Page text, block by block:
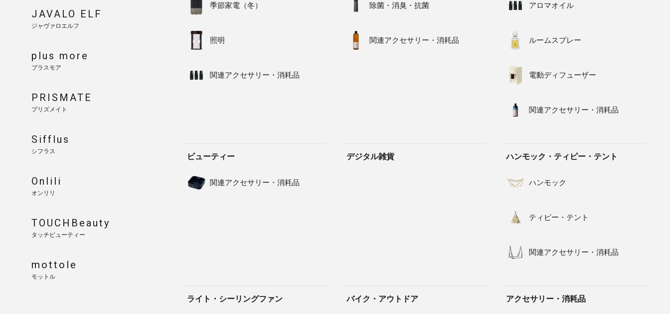
JAVALO ELF
ジャヴァロエルフ
plus more
プラスモア
PRISMATE
プリズメイト
Sifflus
シフラス
Onlili
オンリリ
TOUCHBeauty
タッチビューティー
mottole
モットル
季節家電（冬）
照明
関連アクセサリー・消耗品
除菌・消臭・抗菌
関連アクセサリー・消耗品
アロマオイル
ルームスプレー
電動ディフューザー
関連アクセサリー・消耗品
ビューティー
関連アクセサリー・消耗品
デジタル雑貨 ハンモック・ティピー・テント
ハンモック
ティピー・テント
関連アクセサリー・消耗品
ライト・シーリングファン バイク・アウトドア アクセサリー・消耗品